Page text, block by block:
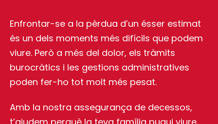
Enfrontar-se a la pèrdua d’un ésser estimat
és un dels moments més difícils que podem
viure. Però a més del dolor, els tràmits
burocràtics i les gestions administratives
poden fer-ho tot molt més pesat.
Amb la nostra assegurança de decessos,